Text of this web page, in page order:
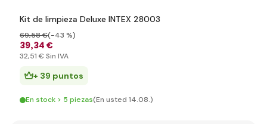
Kit de limpieza Deluxe INTEX 28003
39,34 €
69,58 €(-43 %)
32,51 € Sin IVA
+ 39 puntos
En stock > 5 piezas(En usted 14.08.)